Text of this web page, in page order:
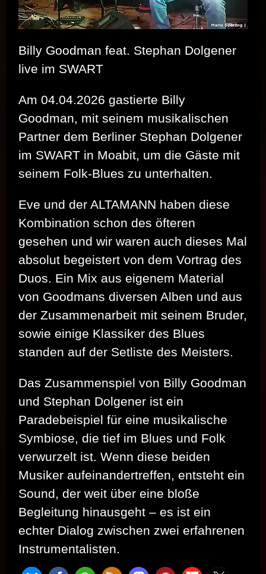
Billy Goodman feat. Stephan Dolgener
live im SWART
Am 04.04.2026 gastierte Billy
Goodman, mit seinem musikalischen
Partner dem Berliner Stephan Dolgener
im SWART in Moabit, um die Gäste mit
seinem Folk-Blues zu unterhalten.
Eve und der ALTAMANN haben diese
Kombination schon des öfteren
gesehen und wir waren auch dieses Mal
absolut begeistert von dem Vortrag des
Duos. Ein Mix aus eigenem Material
von Goodmans diversen Alben und aus
der Zusammenarbeit mit seinem Bruder,
sowie einige Klassiker des Blues
standen auf der Setliste des Meisters.
Das Zusammenspiel von Billy Goodman
und Stephan Dolgener ist ein
Paradebeispiel für eine musikalische
Symbiose, die tief im Blues und Folk
verwurzelt ist. Wenn diese beiden
Musiker aufeinandertreffen, entsteht ein
Sound, der weit über eine bloße
Begleitung hinausgeht – es ist ein
echter Dialog zwischen zwei erfahrenen
Instrumentalisten.